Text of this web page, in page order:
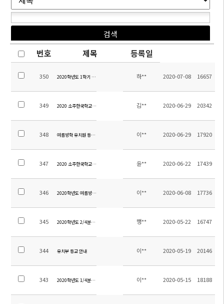
번호 제목 등록일
350 2020학년도 1학기 중등 방과후학교 만족도조사 및 정산내역 결과
하** 2020-07-08 16657
349 2020 소주한국학교 초등 체육(현지채용) 공고김** 2020-06-29 20342
348 여름방학 유치원 등교·초중등 방과후학교 차량탑승 및 간식 신청 안내
이** 2020-06-29 17920
347 2020 소주한국학교 규정집 윤** 2020-06-22 17439
346 2020학년도 여름방학 초등 방과후학교 희망 강좌 신청
이** 2020-06-08 17736
345 2020학년도 2/4분기 전교생 학비 등 인출 안내행** 2020-05-22 16747
344 유치부 등교 안내 이** 2020-05-19 20146
343 2020학년도 1/4분기 초등부(1~3학년) 학비 등 인출 안내
이** 2020-05-15 18188